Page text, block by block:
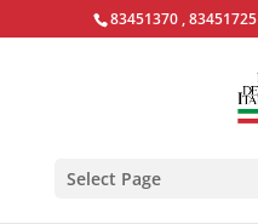
83451370 , 83451725
Select Page